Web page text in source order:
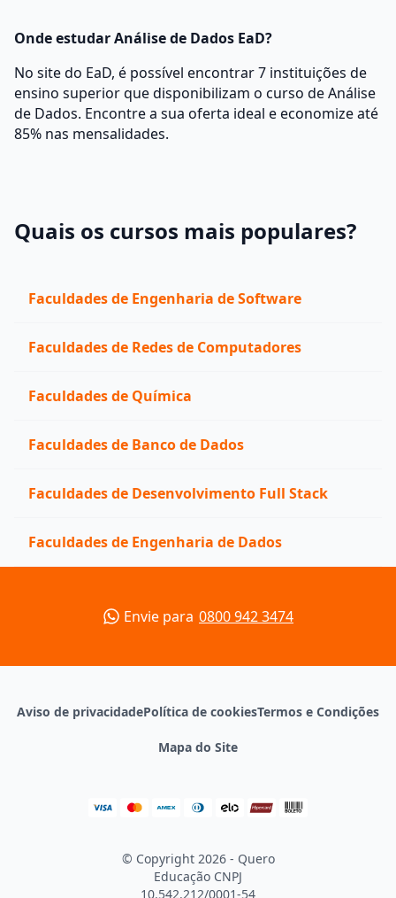
Onde estudar Análise de Dados EaD?
No site do EaD, é possível encontrar 7 instituições de
ensino superior que disponibilizam o curso de Análise
de Dados. Encontre a sua oferta ideal e economize até
85% nas mensalidades.
Quais os cursos mais populares?
Faculdades de Engenharia de Software
Faculdades de Redes de Computadores
Faculdades de Química
Faculdades de Banco de Dados
Faculdades de Desenvolvimento Full Stack
Faculdades de Engenharia de Dados
Envie para 0800 942 3474
Aviso de privacidadePolítica de cookiesTermos e Condições
Mapa do Site
© Copyright 2026 - Quero
Educação CNPJ
10.542.212/0001-54